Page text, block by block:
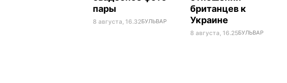
пары
8 августа, 16.32БУЛЬВАР
британцев к
Украине
8 августа, 16.25БУЛЬВАР